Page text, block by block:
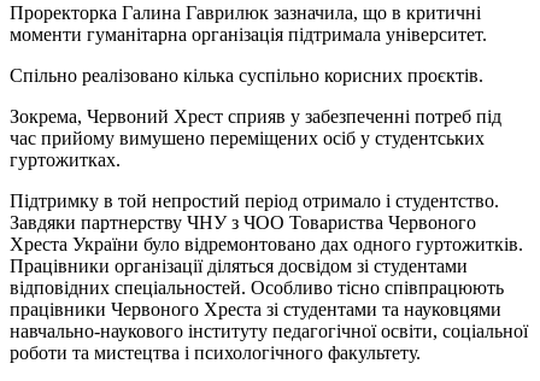
Проректорка Галина Гаврилюк зазначила, що в критичні
моменти гуманітарна організація підтримала університет.
Спільно реалізовано кілька суспільно корисних проєктів.
Зокрема, Червоний Хрест сприяв у забезпеченні потреб під
час прийому вимушено переміщених осіб у студентських
гуртожитках.
Підтримку в той непростий період отримало і студентство.
Завдяки партнерству ЧНУ з ЧОО Товариства Червоного
Хреста України було відремонтовано дах одного гуртожитків.
Працівники організації діляться досвідом зі студентами
відповідних спеціальностей. Особливо тісно співпрацюють
працівники Червоного Хреста зі студентами та науковцями
навчально-наукового інституту педагогічної освіти, соціальної
роботи та мистецтва і психологічного факультету.